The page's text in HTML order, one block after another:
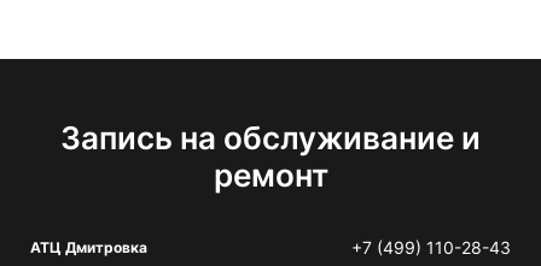
Запись на обслуживание и
ремонт
АТЦ Дмитровка +7 (499) 110-28-43